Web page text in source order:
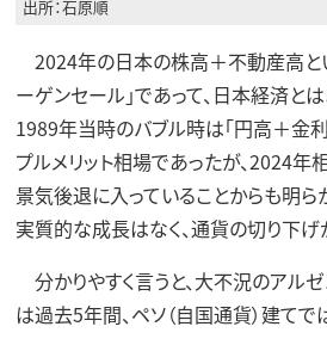
出所：石原順
2024年の日本の株高＋不動産高と
ーゲンセール」であって、日本経済と
1989年当時のバブル時は「円高＋金
プルメリット相場であったが、2024
景気後退に入っていることからも明ら
実質的な成長はなく、通貨の切り下げ
分かりやすく言うと、大不況のアル
は過去5年間、ペソ（自国通貨）建てで